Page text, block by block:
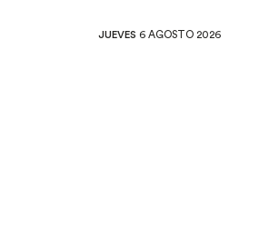
JUEVES 6 AGOSTO 2026